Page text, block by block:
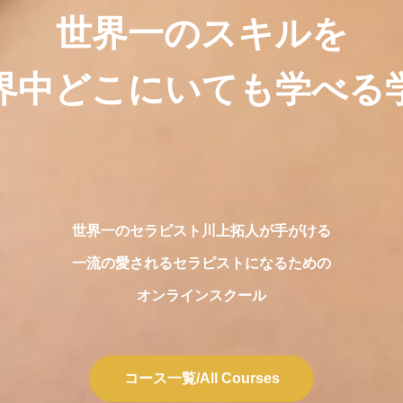
世界一のスキルを
中どこにいても学べる
世界一のセラピスト川上拓人が手がける
​一流の愛されるセラピストになるための
オンラインスクール
コース一覧/All Courses